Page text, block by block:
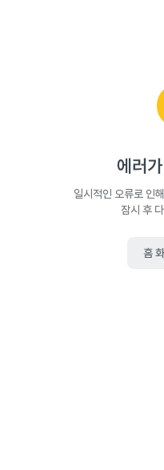
에러
일시적인 오류로 인
잠시 후
홈